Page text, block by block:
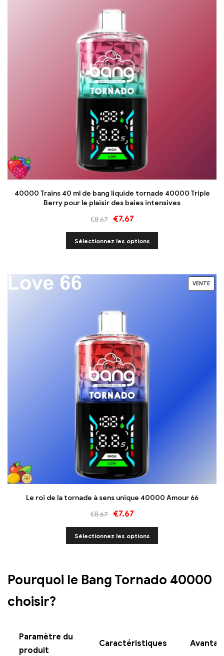
40000 Trains 40 ml de bang liquide tornade 40000 Triple
Berry pour le plaisir des baies intensives
€8.67 €7.67
Sélectionnez les options
VENTE
Le roi de la tornade à sens unique 40000 Amour 66
€8.67 €7.67
Sélectionnez les options
Pourquoi le Bang Tornado 40000
choisir?
Paramètre du
produit
Caractéristiques